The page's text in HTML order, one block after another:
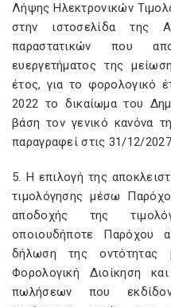
Λήψης Ηλεκτρονικών
στην ιστοσελίδα
παραστατικών που
ευεργετήματος της
έτος, για το φορολογικό
2022 το δικαίωμα του
βάση τον γενικό κανόνα
παραγραφεί στις 31/12/
5. Η επιλογή της
τιμολόγησης μέσω
αποδοχής της
οποιουδήποτε Παρόχου
δήλωση της οντότητας
Φορολογική Διοίκηση
πωλήσεων που